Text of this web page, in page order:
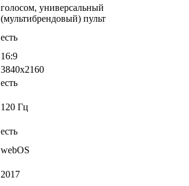
голосом, универсальный
(мультибрендовый) пульт
есть
16:9
3840x2160
есть
120 Гц
есть
webOS
2017